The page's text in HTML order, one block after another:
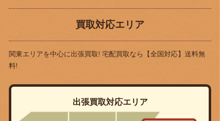
買取対応エリア
関東エリアを中心に出張買取! 宅配買取なら
【全国対応】送料無
料!
出張買取対応エリア